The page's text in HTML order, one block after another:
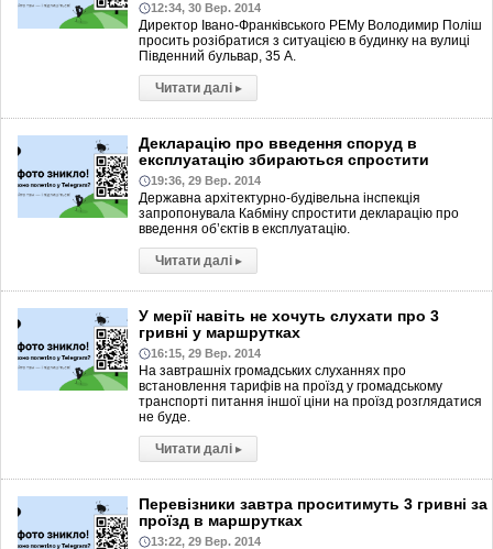
12:34, 30 Вер. 2014
Директор Івано-Франківського РЕМу Володимир Поліш
просить розібратися з ситуацією в будинку на вулиці
Південний бульвар, 35 А.
Читати далі ▸
Декларацію про введення споруд в
експлуатацію збираються спростити
19:36, 29 Вер. 2014
Державна архітектурно-будівельна інспекція
запропонувала Кабміну спростити декларацію про
введення об’єктів в експлуатацію.
Читати далі ▸
У мерії навіть не хочуть слухати про 3
гривні у маршрутках
16:15, 29 Вер. 2014
На завтрашніх громадських слуханнях про
встановлення тарифів на проїзд у громадському
транспорті питання іншої ціни на проїзд розглядатися
не буде.
Читати далі ▸
Перевізники завтра проситимуть 3 гривні за
проїзд в маршрутках
13:22, 29 Вер. 2014